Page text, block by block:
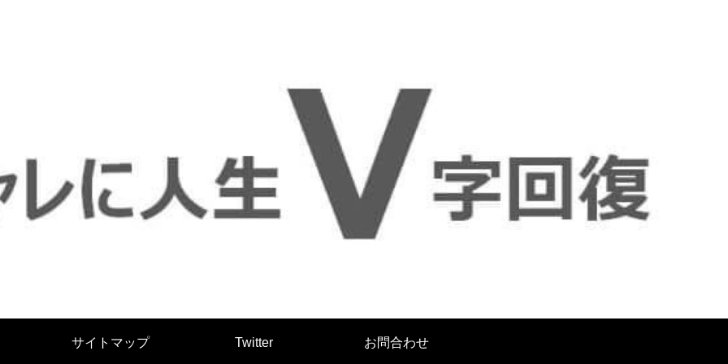
サイトマップ Twitter お問合わせ